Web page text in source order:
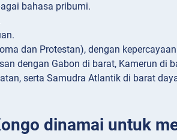
bahasa pribumi.
dan Protestan), dengan
dengan Gabon di barat, Kamerun di
serta Samudra Atlantik di barat
dinamai untuk